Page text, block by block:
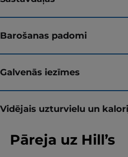
Barošanas padomi
Galvenās iezīmes
Vidējais uzturvielu un
Pāreja uz Hill’s